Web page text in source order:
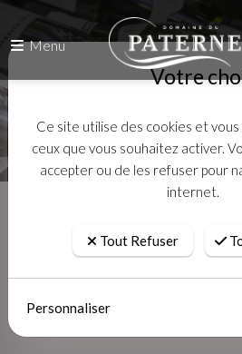
Menu
Votre
Ce site utilise des cookies et
ceux que vous souhaitez activer.
accepter ou de les refuser pour
internet.
Tout Refuser
Personnaliser